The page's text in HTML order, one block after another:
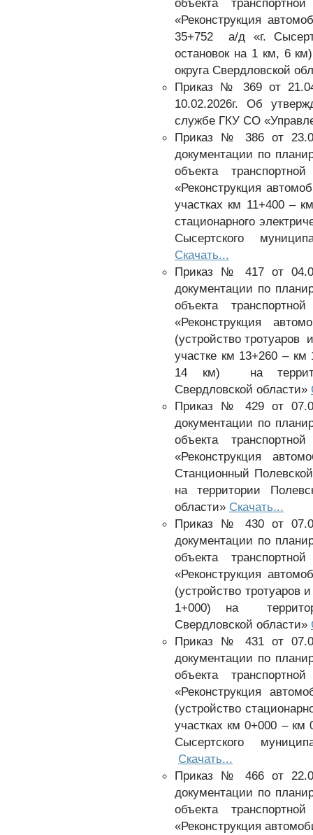
объекта
«Реконструкция
35+752 а/д «г.
остановок на 1 км, 6
округа Свердловской
Приказ № 369 от
10.02.2026г. Об
службе ГКУ СО
Приказ № 386 от
документации по
объекта
«Реконструкция
участках км 11+400 –
стационарного
Сысертского
Скачать...
Приказ № 417 от
документации по
объекта
«Реконструкция
(устройство тротуаров
участке км 13+260 – км
14 км) на
Свердловской области»
Приказ № 429 от
документации по
объекта
«Реконструкция
Станционный
на территории
области» Скачать...
Приказ № 430 от
документации по
объекта
«Реконструкция
(устройство тротуаров
1+000) на
Свердловской области»
Приказ № 431 от
документации по
объекта
«Реконструкция
(устройство
участках км 0+000 – км
Сысертского
Скачать...
Приказ № 466 от
документации по
объекта
«Реконструкция